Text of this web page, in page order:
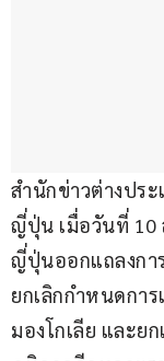
สำนักข่าวต่างประ
ญี่ปุ่น เมื่อวันที่ 10
ญี่ปุ่นออกแถลงกา
ยกเลิกกำหนดกา
มองโกเลีย และย